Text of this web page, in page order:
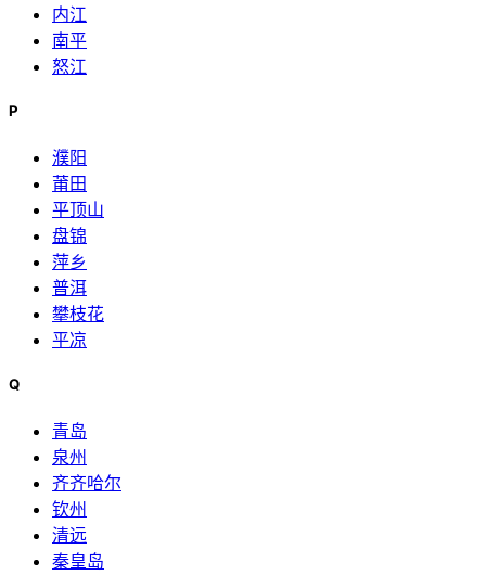
内江
南平
怒江
P
濮阳
莆田
平顶山
盘锦
萍乡
普洱
攀枝花
平凉
Q
青岛
泉州
齐齐哈尔
钦州
清远
秦皇岛